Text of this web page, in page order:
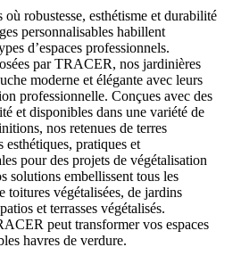
robustesse, esthétisme et durabilité
personnalisables habillent
d’espaces professionnels.
par TRACER, nos jardinières
moderne et élégante avec leurs
professionnelle. Conçues avec des
et disponibles dans une variété de
nos retenues de terres
esthétiques, pratiques et
pour des projets de végétalisation
solutions embellissent tous les
toitures végétalisées, de jardins
et terrasses végétalisés.
peut transformer vos espaces
havres de verdure.